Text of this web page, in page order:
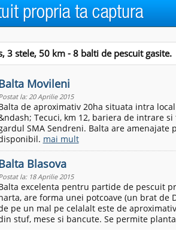
3 stele, 50km - 8 balti de pescuit gasite.
Movileni
la: 20 Aprilie 2015
de aproximativ 20ha situata intra
Tecuci, km 12, bariera de intrare
SMA Sendreni. Balta are
mai mult
Blasova
la: 18 Aprilie 2015
excelenta pentru partide de pescuit
are forma unei potcoave (un brat de
pe un mal pe celalalt este de
stuf, mese si bancute. Se permite